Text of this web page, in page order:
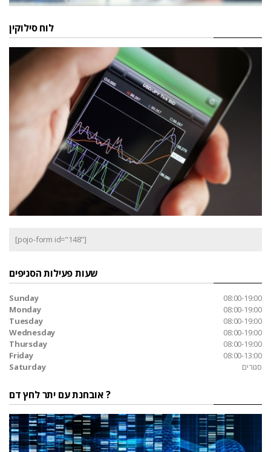
לוח סילוקין
[pojo-form id="148"]
שעות פעילות הסניפים
Sunday
08:00-19:00
Monday
08:00-19:00
Tuesday
08:00-19:00
Wednesday
08:00-19:00
Thursday
08:00-19:00
Friday
08:00-13:00
Saturday
סגורים
אובחנת עם יתר לחץ דם ?